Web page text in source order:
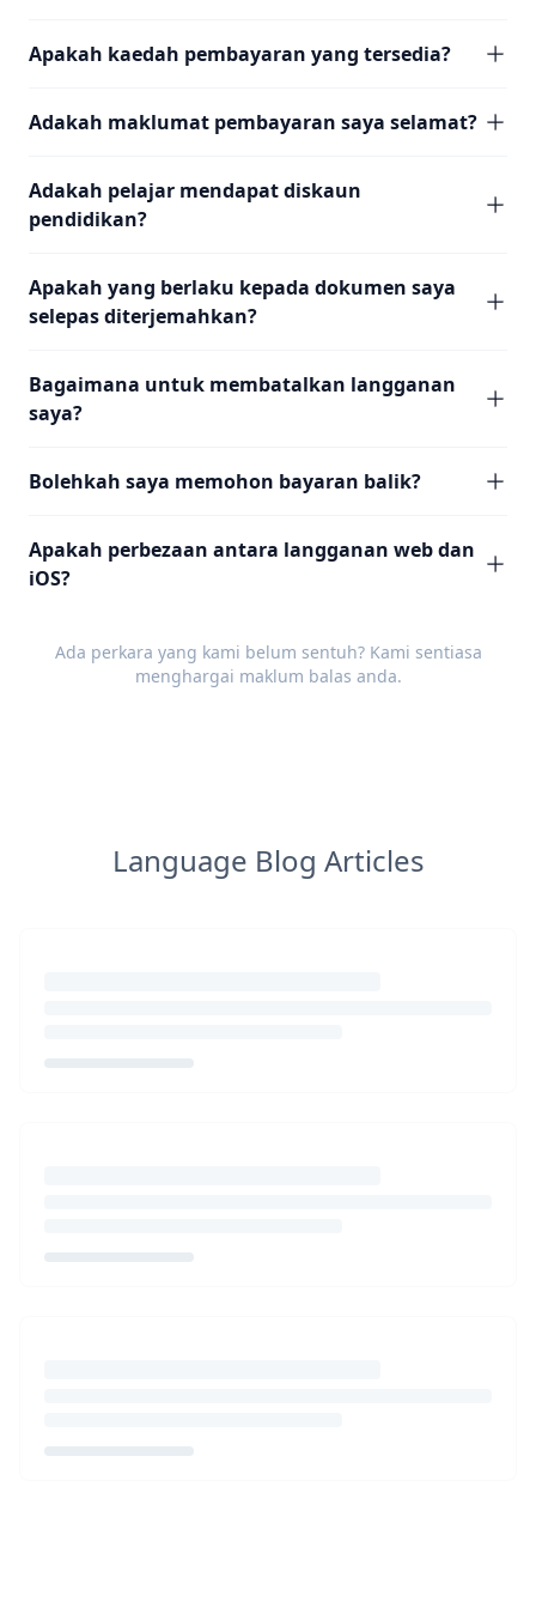
Apakah kaedah pembayaran yang tersedia?
Adakah maklumat pembayaran saya selamat?
Adakah pelajar mendapat diskaun
pendidikan?
Apakah yang berlaku kepada dokumen saya
selepas diterjemahkan?
Bagaimana untuk membatalkan langganan
saya?
Bolehkah saya memohon bayaran balik?
Apakah perbezaan antara langganan web dan
iOS?
Ada perkara yang kami belum sentuh? Kami sentiasa
menghargai maklum balas anda.
Language Blog Articles